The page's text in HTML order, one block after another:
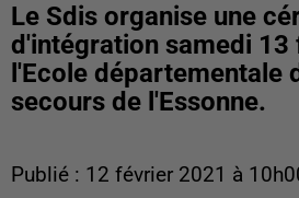
Le Sdis organise une
d'intégration samedi 13
l'Ecole départementale
secours de l'Essonne.
Publié : 12 février 2021 à